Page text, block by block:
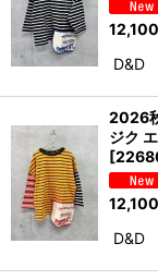
12,100
D&D
2026
ジク
[
12,100
D&D